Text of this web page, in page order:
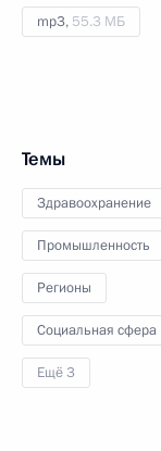
mp3, 55.3 МБ
Темы
Здравоохранение
Промышленность
Регионы
Социальная сфера
Ещё 3